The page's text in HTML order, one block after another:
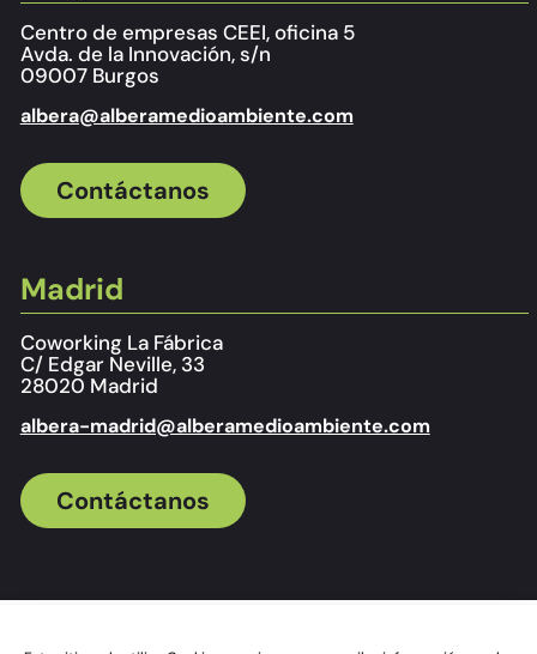
Centro de empresas CEEI, oficina 5
Avda. de la Innovación, s/n
09007 Burgos
albera@alberamedioambiente.com
Contáctanos
Madrid
Coworking La Fábrica
C/ Edgar Neville, 33
28020 Madrid
albera-madrid@alberamedioambiente.com
Contáctanos